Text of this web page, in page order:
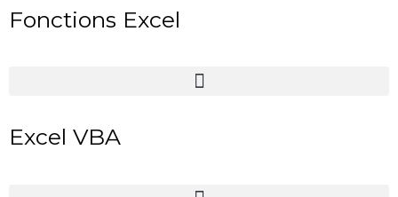
Fonctions Excel
Excel VBA